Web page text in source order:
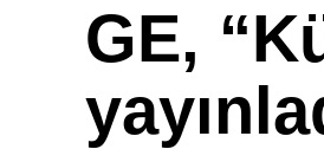
GE,